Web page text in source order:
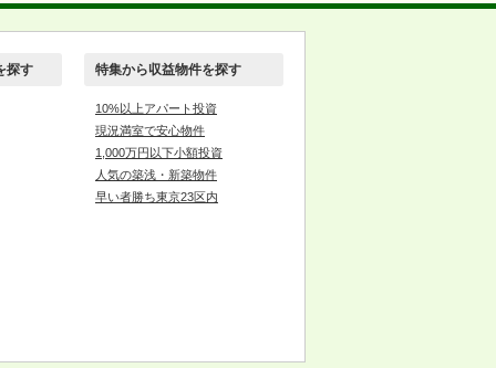
探す 特集から収益物件を探す
10%以上アパート投資
現況満室で安心物件
1,000万円以下小額投資
人気の築浅・新築物件
早い者勝ち東京23区内